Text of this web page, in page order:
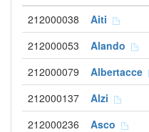
212000038
Aiti
212000053 Alando
212000079 Albertacce
212000137 Alzi
212000236 Asco